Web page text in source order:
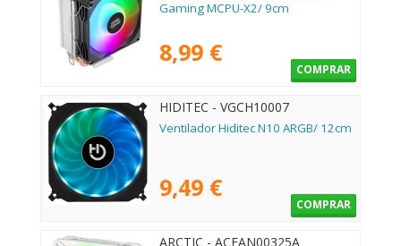
Gaming MCPU-X2/ 9cm
8,99 €
COMPRAR
HIDITEC - VGCH10007
Ventilador Hiditec N10 ARGB/ 12cm
9,49 €
COMPRAR
ARCTIC - ACFAN00325A